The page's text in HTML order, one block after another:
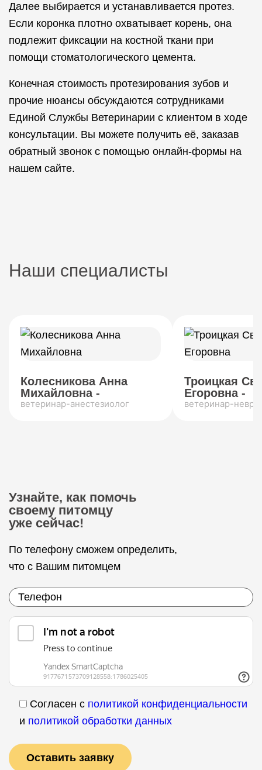
Далее выбирается и устанавливается протез.
Если коронка плотно охватывает корень, она
подлежит фиксации на костной ткани при
помощи стоматологического цемента.
Конечная стоимость протезирования зубов и
прочие нюансы обсуждаются сотрудниками
Единой Службы Ветеринарии с клиентом в ходе
консультации. Вы можете получить её, заказав
обратный звонок с помощью онлайн-формы на
нашем сайте.
Наши специалисты
Колесникова Анна
Михайловна -
ветеринар-анестезиолог
Троицкая
Егоровна -
ветеринар-
Узнайте, как помочь
своему питомцу
уже сейчас!
По телефону сможем определить,
что с Вашим питомцем
Согласен с политикой конфиденциальности
и политикой обработки данных